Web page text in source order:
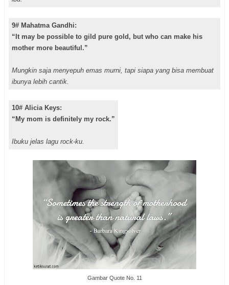
9# Mahatma Gandhi:
“It may be possible to gild pure gold, but who can make his
mother more beautiful.”
Mungkin saja menyepuh emas murni, tapi siapa yang bisa membuat
ibunya lebih cantik.
10# Alicia Keys:
“My mom is definitely my rock.”
Ibuku jelas lagu rock-ku.
Gambar Quote No. 11